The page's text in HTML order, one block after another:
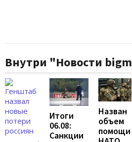
Внутри "Новости
Итоги
06.08:
Санкции
Назван
объем
помощи